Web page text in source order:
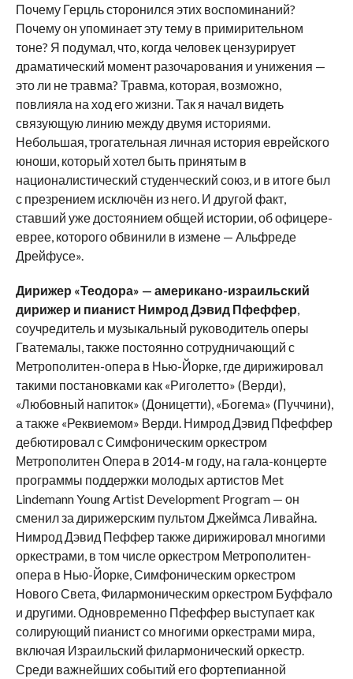
Почему Герцль сторонился этих воспоминаний?
Почему он упоминает эту тему в примирительном
тоне? Я подумал, что, когда человек цензурирует
драматический момент разочарования и унижения —
это ли не травма? Травма, которая, возможно,
повлияла на ход его жизни. Так я начал видеть
связующую линию между двумя историями.
Небольшая, трогательная личная история еврейского
юноши, который хотел быть принятым в
националистический студенческий союз, и в итоге был
с презрением исключён из него. И другой факт,
ставший уже достоянием общей истории, об офицере-
еврее, которого обвинили в измене — Альфреде
Дрейфусе».
Дирижер «Теодора» — американо-израильский
дирижер и пианист Нимрод Дэвид Пфеффер
соучредитель и музыкальный руководитель оперы
Гватемалы, также постоянно сотрудничающий с
Метрополитен-опера в Нью-Йорке, где дирижировал
такими постановками как «Риголетто» (Верди),
«Любовный напиток» (Доницетти), «Богема» (Пуччини),
а также «Реквиемом» Верди. Нимрод Дэвид Пфеффер
дебютировал с Симфоническим оркестром
Метрополитен Опера в 2014-м году, на гала-концерте
программы поддержки молодых артистов Меt
Lindemann Young Artist Development Program — он
сменил за дирижерским пультом Джеймса Ливайна.
Нимрод Дэвид Пеффер также дирижировал многими
оркестрами, в том числе оркестром Метрополитен-
опера в Нью-Йорке, Симфоническим оркестром
Нового Света, Филармоническим оркестром Буффало
и другими. Одновременно Пфеффер выступает как
солирующий пианист со многими оркестрами мира,
включая Израильский филармонический оркестр.
Среди важнейших событий его фортепианной